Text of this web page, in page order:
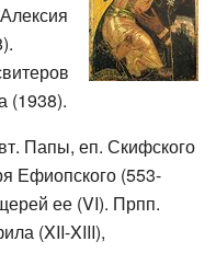
(1938).
Папы, еп. Скифского
Ефиопского (553-
ее (VI). Прпп.
(XII-XIII),